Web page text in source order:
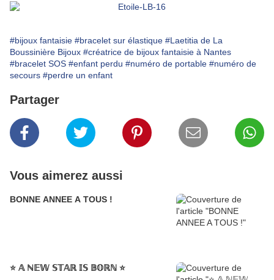
#bijoux fantaisie #bracelet sur élastique #Laetitia de La
Boussinière Bijoux #créatrice de bijoux fantaisie à Nantes
#bracelet SOS #enfant perdu #numéro de portable #numéro de
secours #perdre un enfant
Partager
Vous aimerez aussi
BONNE ANNEE A TOUS !
⭐️ 𝔸 ℕ𝔼𝕎 𝕊𝕋𝔸ℝ 𝕀𝕊 𝔹𝕆ℝℕ ⭐️